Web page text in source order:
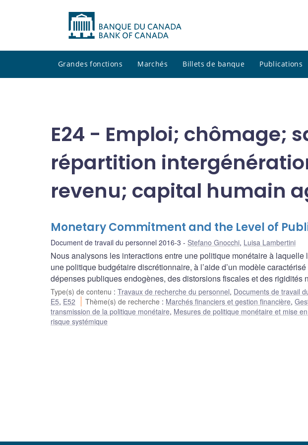
Grandes fonctions Marchés Billets de banque Publications
E24 - Emploi; chômage;
répartition
revenu; capital humain
Monetary Commitment and the Level of
Document de travail du personnel 2016-3 Stefano Gnocchi, Luisa Lambertini
Nous analysons les interactions entre une politique monétaire à laquelle
une politique budgétaire discrétionnaire, à l’aide d’un modèle
dépenses publiques endogènes, des distorsions fiscales et des rigidités
Type(s) de contenu : Travaux de recherche du personnel, Documents de travail
E5, E52 Thème(s) de recherche : Marchés financiers et gestion financière,
transmission de la politique monétaire, Mesures de politique monétaire et mise
risque systémique